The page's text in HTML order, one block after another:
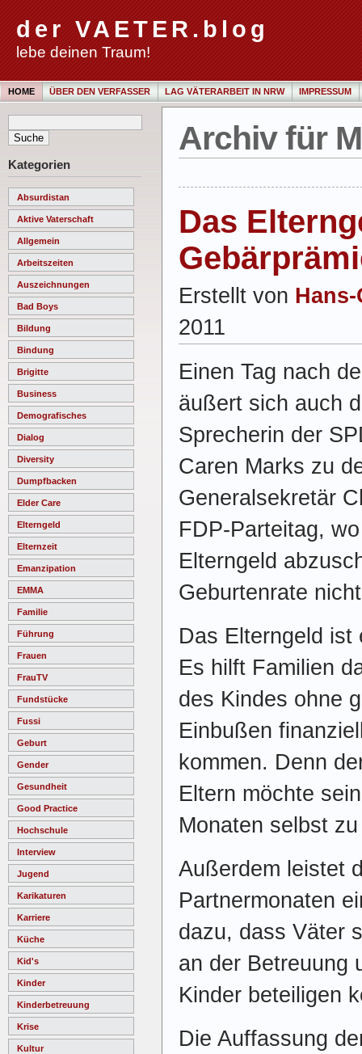
der VAETER.blog
lebe deinen Traum!
HOME ÜBER DEN VERFASSER LAG VÄTERARBEIT IN NRW IMPRESSUM
Kategorien
Absurdistan
Aktive Vaterschaft
Allgemein
Arbeitszeiten
Auszeichnungen
Bad Boys
Bildung
Bindung
Brigitte
Business
Demografisches
Dialog
Diversity
Dumpfbacken
Elder Care
Elterngeld
Elternzeit
Emanzipation
EMMA
Familie
Führung
Frauen
FrauTV
Fundstücke
Fussi
Geburt
Gender
Gesundheit
Good Practice
Hochschule
Interview
Jugend
Karikaturen
Karriere
Küche
Kid's
Kinder
Kinderbetreuung
Krise
Kultur
Archiv für
Das
Erstellt von
2011
Einen Tag nach
äußert sich auch
Sprecherin der
Caren Marks zu
Generalsekretär
FDP-Parteitag,
Elterngeld
Geburtenrate
Das Elterngeld ist
Es hilft Familien
des Kindes ohne
Einbußen
kommen. Denn
Eltern möchte
Monaten selbst
Außerdem leistet
Partnermonaten
dazu, dass Väter
an der Betreuung
Kinder beteiligen
Die Auffassung